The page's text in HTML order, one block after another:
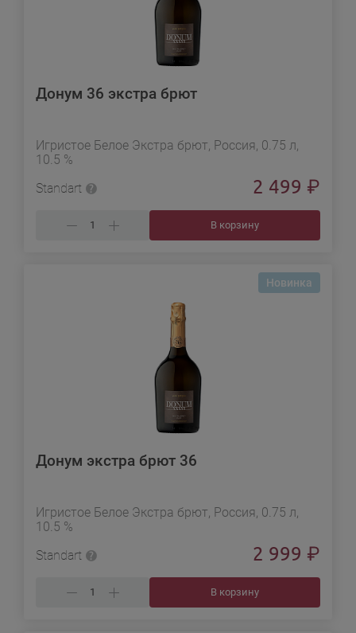
Донум 36 экстра брют
Игристое Белое Экстра брют, Россия, 0.75 л,
10.5 %
Standart
2 499 ₽
В корзину
Новинка
Донум экстра брют 36
Игристое Белое Экстра брют, Россия, 0.75 л,
10.5 %
Standart
2 999 ₽
В корзину